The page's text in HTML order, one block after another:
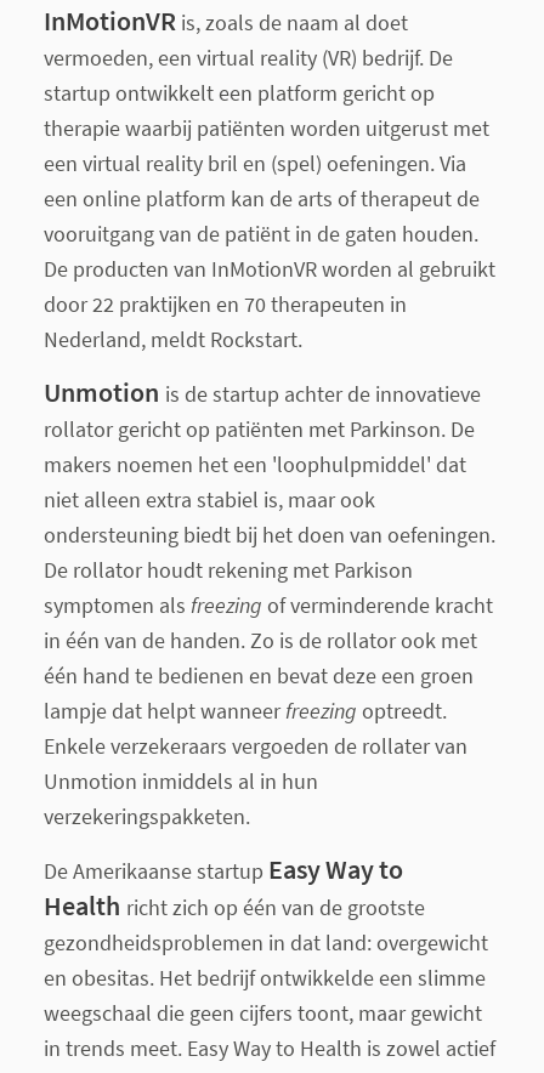
InMotionVR is, zoals de naam al doet
vermoeden, een virtual reality (VR) bedrijf. De
startup ontwikkelt een platform gericht op
therapie waarbij patiënten worden uitgerust met
een virtual reality bril en (spel) oefeningen. Via
een online platform kan de arts of therapeut de
vooruitgang van de patiënt in de gaten houden.
De producten van InMotionVR worden al gebruikt
door 22 praktijken en 70 therapeuten in
Nederland, meldt Rockstart.
Unmotion is de startup achter de innovatieve
rollator gericht op patiënten met Parkinson. De
makers noemen het een 'loophulpmiddel' dat
niet alleen extra stabiel is, maar ook
ondersteuning biedt bij het doen van oefeningen.
De rollator houdt rekening met Parkison
symptomen als freezing of verminderende kracht
in één van de handen. Zo is de rollator ook met
één hand te bedienen en bevat deze een groen
lampje dat helpt wanneerfreezing optreedt.
Enkele verzekeraars vergoeden de rollater van
Unmotion inmiddels al in hun
verzekeringspakketen.
De Amerikaanse startup Easy Way to
Health richt zich op één van de grootste
gezondheidsproblemen in dat land: overgewicht
en obesitas. Het bedrijf ontwikkelde een slimme
weegschaal die geen cijfers toont, maar gewicht
in trends meet. Easy Way to Health is zowel actief